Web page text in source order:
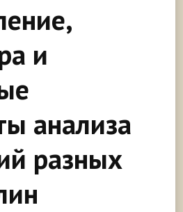
и
анализа
разных